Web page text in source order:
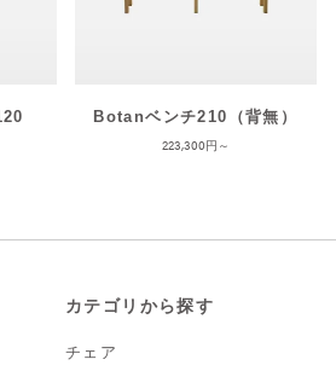
Botanベンチ210（背無）
223,300
カテゴリから探す
チェア